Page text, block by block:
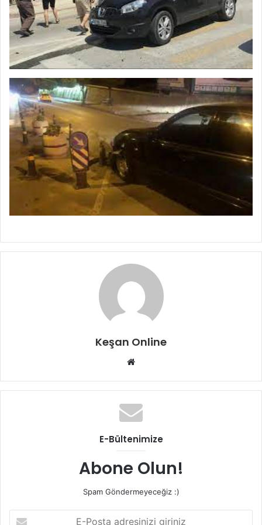
Keşan Online
Web
E-Bültenimize
Abone Olun!
Spam Göndermeyeceğiz :)